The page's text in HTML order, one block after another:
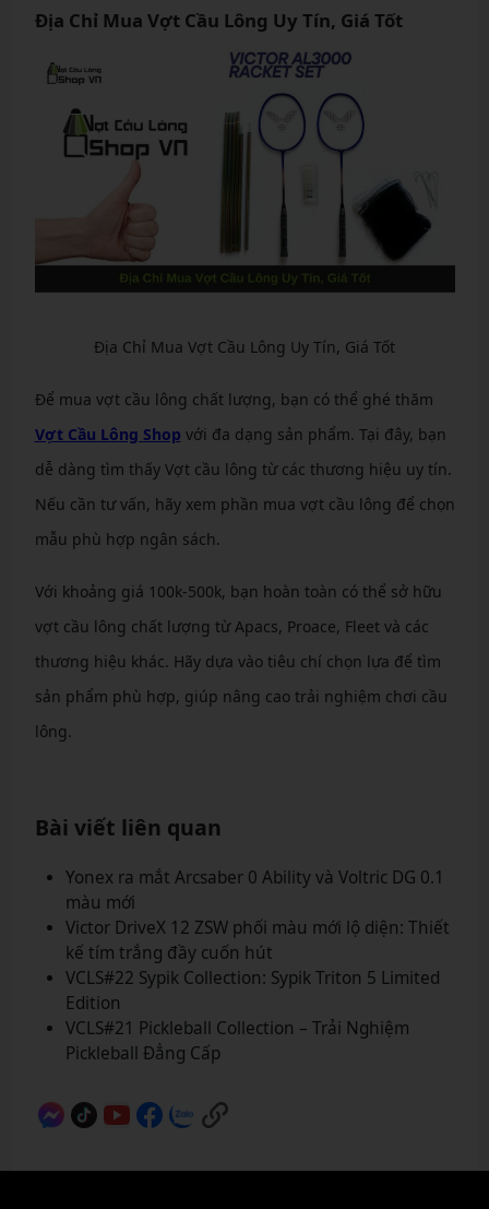
Địa Chỉ Mua Vợt Cầu Lông Uy Tín, Giá Tốt
Địa Chỉ Mua Vợt Cầu Lông Uy Tín, Giá Tốt
Để mua vợt cầu lông chất lượng, bạn có thể ghé thăm
Vợt Cầu Lông Shop với đa dạng sản phẩm. Tại đây, bạn
dễ dàng tìm thấy Vợt cầu lông từ các thương hiệu uy tín.
Nếu cần tư vấn, hãy xem phần mua vợt cầu lông để chọn
mẫu phù hợp ngân sách.
Với khoảng giá 100k-500k, bạn hoàn toàn có thể sở hữu
vợt cầu lông chất lượng từ Apacs, Proace, Fleet và các
thương hiệu khác. Hãy dựa vào tiêu chí chọn lựa để tìm
sản phẩm phù hợp, giúp nâng cao trải nghiệm chơi cầu
lông.
Bài viết liên quan
Yonex ra mắt Arcsaber 0 Ability và Voltric DG 0.1
màu mới
Victor DriveX 12 ZSW phối màu mới lộ diện: Thiết
kế tím trắng đầy cuốn hút
VCLS#22 Sypik Collection: Sypik Triton 5 Limited
Edition
VCLS#21 Pickleball Collection – Trải Nghiệm
Pickleball Đẳng Cấp